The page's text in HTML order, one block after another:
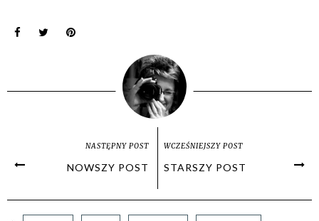
NASTĘPNY POST
NOWSZY POST
WCZEŚNIEJSZY POST
STARSZY POST